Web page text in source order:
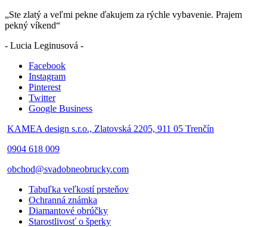
„Ste zlatý a veľmi pekne ďakujem za rýchle vybavenie. Prajem
pekný víkend“
- Lucia Leginusová -
Facebook
Instagram
Pinterest
Twitter
Google Business
KAMEA design s.r.o., Zlatovská 2205, 911 05 Trenčín
0904 618 009
obchod@svadobneobrucky.com
Tabuľka veľkostí prsteňov
Ochranná známka
Diamantové obrúčky
Starostlivosť o šperky